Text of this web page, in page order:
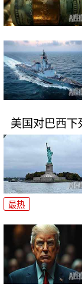
美国对巴西下
最热